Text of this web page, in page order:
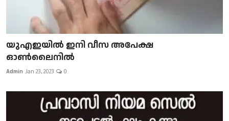
യുഎഇയിൽ ഇനി വീസ അപേക്ഷ
ഓൺലൈനിൽ
Admin Jan 23, 2023 0